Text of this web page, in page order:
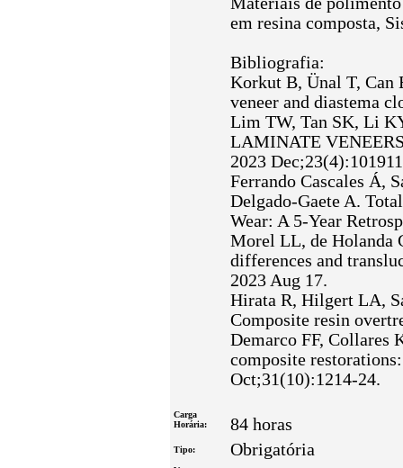
em resina composta,
Bibliografia:
Korkut B, Ünal T, Can
veneer and diastema
Lim TW, Tan SK, Li
LAMINATE
2023
Ferrando Cascales Á,
Delgado-Gaete A.
Wear: A 5-Year
Morel LL, de Holanda
differences and
2023 Aug 17.
Hirata R, Hilgert LA,
Composite resin
Demarco FF, Collares
composite
Oct;31(10):1214-24.
Carga
Horária:
84 horas
Tipo: Obrigatória